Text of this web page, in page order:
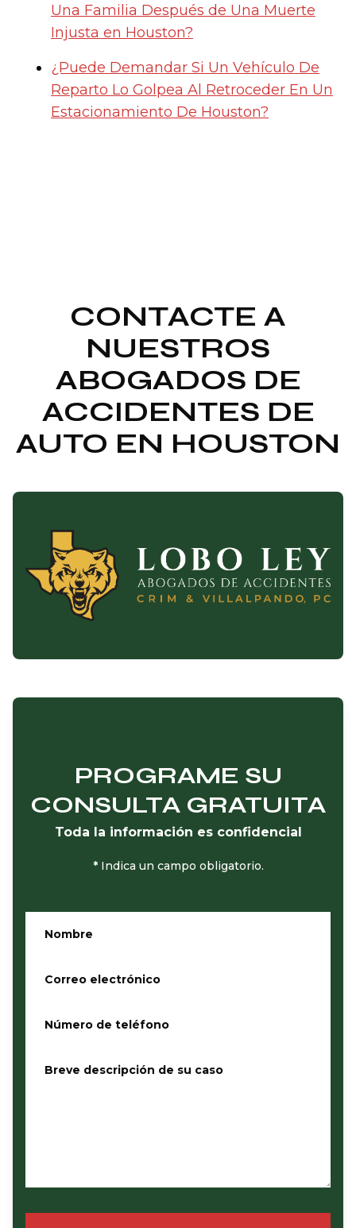
Una Familia Después de Una Muerte
Injusta en Houston?
¿Puede Demandar Si Un Vehículo De
Reparto Lo Golpea Al Retroceder En Un
Estacionamiento De Houston?
CONTACTE A
NUESTROS
ABOGADOS DE
ACCIDENTES DE
AUTO EN HOUSTON
PROGRAME SU
CONSULTA GRATUITA
Toda la información es confidencial
* Indica un campo obligatorio.
Nombre
Correo electrónico
Número de teléfono
Breve descripción de su caso